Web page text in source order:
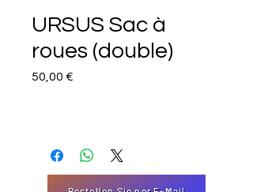
URSUS Sac à
roues (double)
50,00 €